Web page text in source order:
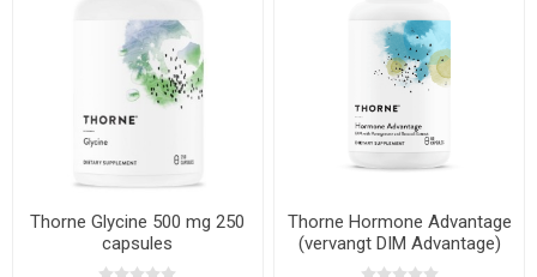
Thorne Glycine 500 mg 250
capsules
Thorne Hormone Advantage
(vervangt DIM Advantage)
60 capsules